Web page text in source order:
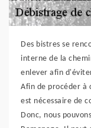
Des bistres se
interne de la
enlever afin
Afin de procéder à
est nécessaire de
Donc, nous